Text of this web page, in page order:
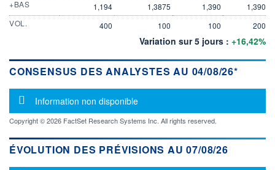
+BAS
1,194 1,3875 1,390
1,390
VOL.
400 100 100 200
Variation sur 5 jours : +16,42%
CONSENSUS DES ANALYSTES AU 04/08/26*
Message d'information
Information non disponible
Copyright © 2026 FactSet Research Systems Inc. All rights reserved.
ÉVOLUTION DES PRÉVISIONS AU 07/08/26